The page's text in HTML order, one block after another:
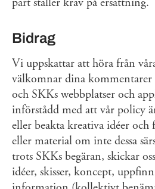
Bidrag
Vi uppskattar att höra från
välkomnar dina kommentarer
och SKKs webbplatser och
införstådd med att vår policy
eller beakta kreativa idéer
eller material om inte dessa
trots SKKs begäran, skickar
idéer, skisser, koncept,